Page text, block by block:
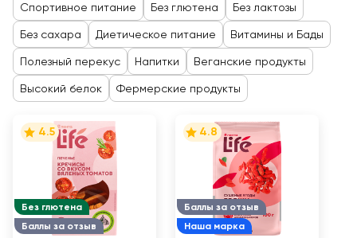
Спортивное питание Без глютена Без лактозы
Без сахара Диетическое питание Витамины и Бады
Полезный перекус Напитки Веганские продукты
Высокий белок Фермерские продукты
Без глютена
Баллы за отзыв
4.5
Баллы за отзыв
Наша марка
4.8